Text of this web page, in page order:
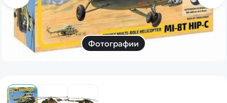
Фотографии
Дополнительный способ связи
WhatsApp/Мобильный
Есть вопрос? Можем связаться с вами